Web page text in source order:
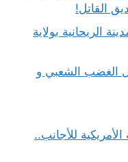
القاتل!
الريحانية بولاية
الغضب الشعبي و
للأجانب..